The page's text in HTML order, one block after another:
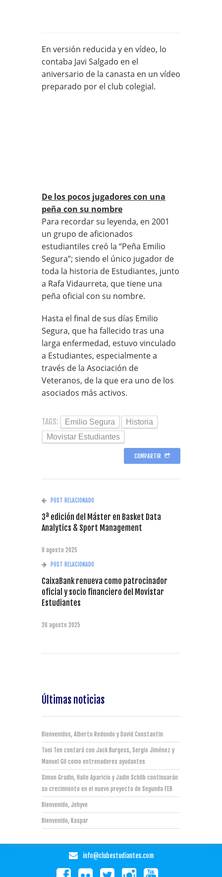
En versión reducida y en vídeo, lo
contaba Javi Salgado en el
aniversario de la canasta en un vídeo
preparado por el club colegial.
De los pocos jugadores con una
peña con su nombre
Para recordar su leyenda, en 2001
un grupo de aficionados
estudiantiles creó la “Peña Emilio
Segura”; siendo el único jugador de
toda la historia de Estudiantes, junto
a Rafa Vidaurreta, que tiene una
peña oficial con su nombre.
Hasta el final de sus días Emilio
Segura, que ha fallecido tras una
larga enfermedad, estuvo vinculado
a Estudiantes, especialmente a
través de la Asociación de
Veteranos, de la que era uno de los
asociados más activos.
TAGS: Emilio Segura
Historia
Movistar Estudiantes
COMPARTIR
POST RELACIONADO
3ª edición del Máster en Basket Data
Analytics & Sport Management
8 agosto 2025
POST RELACIONADO
CaixaBank renueva como patrocinador
oficial y socio financiero del Movistar
Estudiantes
26 agosto 2025
Últimas noticias
Bienvenidos, Alberto Redondo y David Constantin
Toni Ten contará con Jack Burgess, Sergio Jiménez y
Manuel Gil como entrenadores ayudantes
Simon Gradin, Haile Aparicio y Jadin Schilb continuarán
su crecimiento en el nuevo proyecto de Segunda FEB
Bienvenido, Jehyve
Bienvenido, Kaspar
info@clubestudiantes.com